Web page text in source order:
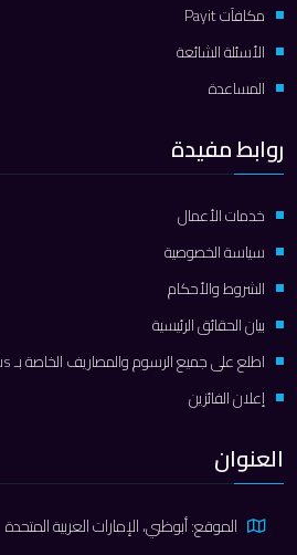
مكافآت Payit
الأسئلة الشائعة
المساعدة
روابط مفيدة
خدمات الأعمال
سياسة الخصوصية
الشروط والأحكام
بيان الحقائق الرئيسية
اطلع على جميع الرسوم والمصاريف الخاصة بـ Payit Plus
إعلان الفائزين
العنوان
الموقع: أبوظبي، الإمارات العربية المتحدة